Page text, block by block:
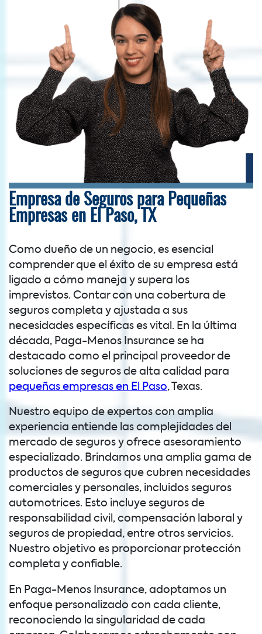
Empresa de Seguros para Pequeñas
Empresas en El Paso, TX
Como dueño de un negocio, es esencial
comprender que el éxito de su empresa está
ligado a cómo maneja y supera los
imprevistos. Contar con una cobertura de
seguros completa y ajustada a sus
necesidades específicas es vital. En la última
década, Paga-Menos Insurance se ha
destacado como el principal proveedor de
soluciones de seguros de alta calidad para
pequeñas empresas en El Paso, Texas.
Nuestro equipo de expertos con amplia
experiencia entiende las complejidades del
mercado de seguros y ofrece asesoramiento
especializado. Brindamos una amplia gama de
productos de seguros que cubren necesidades
comerciales y personales, incluidos seguros
automotrices. Esto incluye seguros de
responsabilidad civil, compensación laboral y
seguros de propiedad, entre otros servicios.
Nuestro objetivo es proporcionar protección
completa y confiable.
En Paga-Menos Insurance, adoptamos un
enfoque personalizado con cada cliente,
reconociendo la singularidad de cada